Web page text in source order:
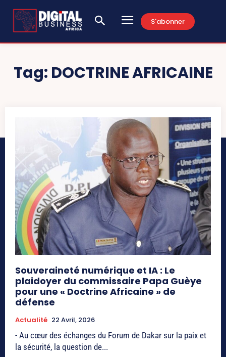
S'abonner
Tag: DOCTRINE AFRICAINE
Souveraineté numérique et IA : Le
plaidoyer du commissaire Papa Guèye
pour une « Doctrine Africaine » de
défense
Actualité 22 Avril, 2026
- Au cœur des échanges du Forum de Dakar sur la paix et
la sécurité, la question de...